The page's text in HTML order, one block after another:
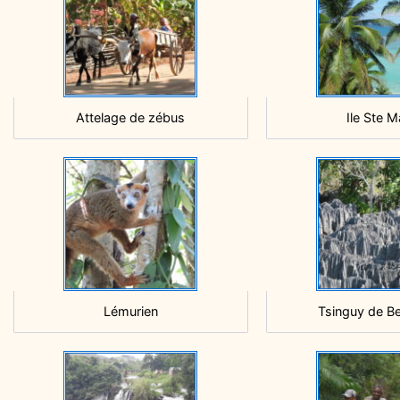
Attelage de zébus Ile Ste
Lémurien Tsinguy de